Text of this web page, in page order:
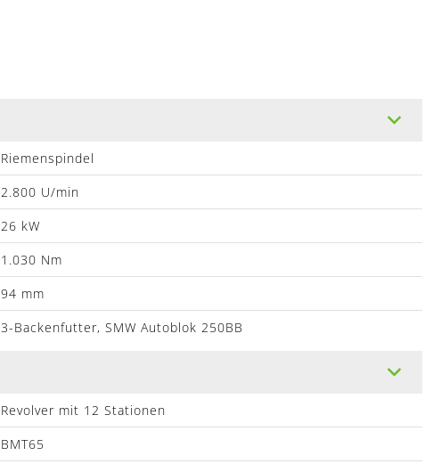
Riemenspindel
2.800 U/min
26 kW
1.030 Nm
94 mm
3-Backenfutter, SMW Autoblok 250BB
Revolver mit 12 Stationen
BMT65